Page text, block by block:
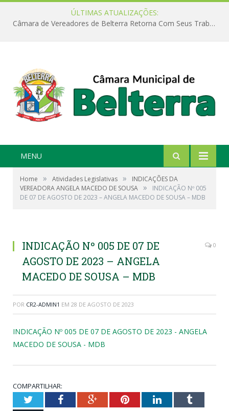
ÚLTIMAS ATUALIZAÇÕES:
Câmara de Vereadores de Belterra Retorna Com Seus Trabalhos Legislativos
MENU
Home » Atividades Legislativas »
INDICAÇÕES DA
VEREADORA ANGELA MACEDO DE SOUSA »
INDICAÇÃO Nº 005
DE 07 DE AGOSTO DE 2023 – ANGELA MACEDO DE SOUSA – MDB
INDICAÇÃO Nº 005 DE 07 DE
AGOSTO DE 2023 – ANGELA
MACEDO DE SOUSA – MDB
0
POR CR2-ADMIN1 EM 28 DE AGOSTO DE 2023
INDICAÇÃO Nº 005 DE 07 DE AGOSTO DE 2023 - ANGELA
MACEDO DE SOUSA - MDB
COMPARTILHAR:
TwitterFacebookGoogle+PinterestLinkedInTumblr